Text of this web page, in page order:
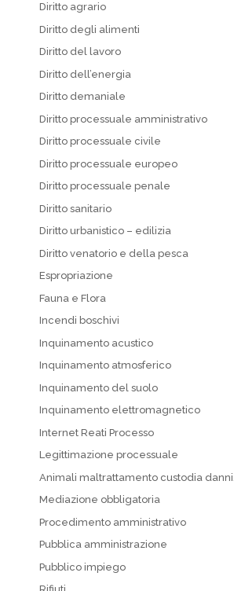
Diritto agrario
Diritto degli alimenti
Diritto del lavoro
Diritto dell’energia
Diritto demaniale
Diritto processuale amministrativo
Diritto processuale civile
Diritto processuale europeo
Diritto processuale penale
Diritto sanitario
Diritto urbanistico – edilizia
Diritto venatorio e della pesca
Espropriazione
Fauna e Flora
Incendi boschivi
Inquinamento acustico
Inquinamento atmosferico
Inquinamento del suolo
Inquinamento elettromagnetico
Internet Reati Processo
Legittimazione processuale
Animali maltrattamento custodia danni…
Mediazione obbligatoria
Procedimento amministrativo
Pubblica amministrazione
Pubblico impiego